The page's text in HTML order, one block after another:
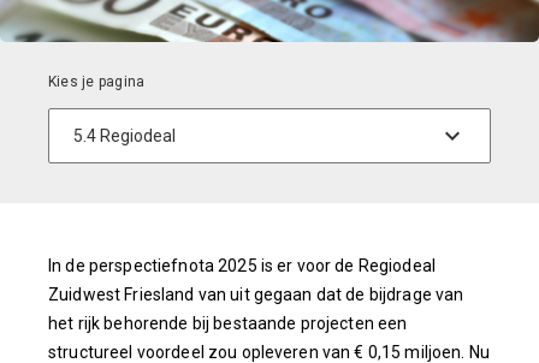
In de perspectiefnota 2025 is er voor de Regiodeal
Zuidwest Friesland van uit gegaan dat de bijdrage van
het rijk behorende bij bestaande projecten een
structureel voordeel zou opleveren van € 0,15 miljoen. Nu